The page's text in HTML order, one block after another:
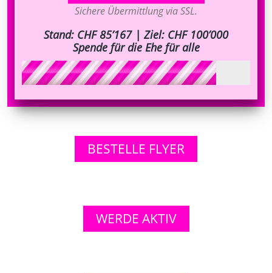
Sichere Übermittlung via SSL.
Stand: CHF 85’167 | Ziel: CHF 100’000
Spende für die Ehe für alle
BESTELLE FLYER
WERDE AKTIV